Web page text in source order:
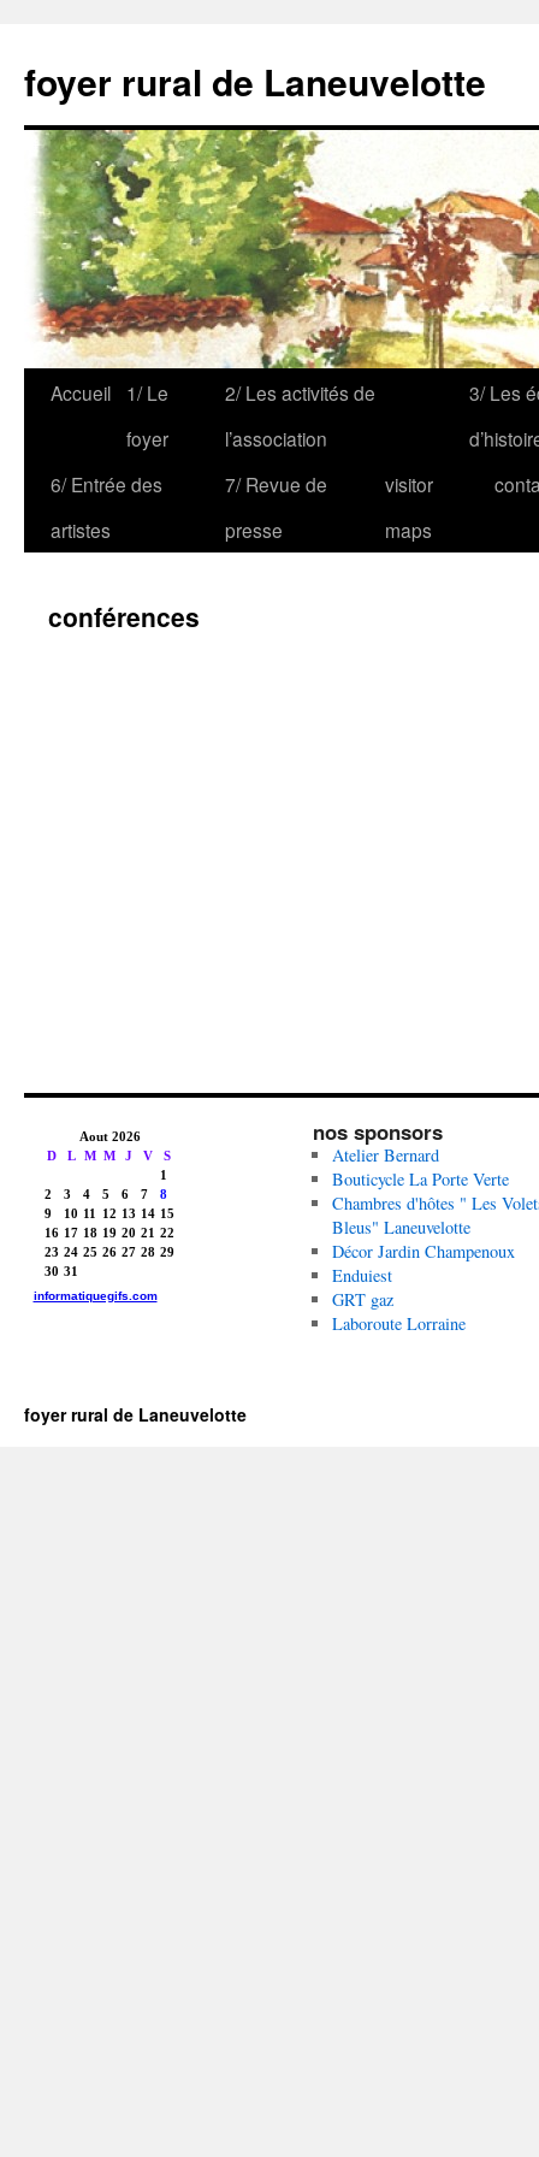
foyer rural de Laneuvelotte
Accueil
1/ Le
foyer
2/ Les activités de
l’association
3/ Les
6/ Entrée des
artistes
7/ Revue de
presse
visitor
maps
conférences
nos sponsors
Atelier Bernard
Bouticycle La Porte Verte
Chambres d'hôtes " Les
Bleus" Laneuvelotte
Décor Jardin Champenoux
Enduiest
GRT gaz
Laboroute Lorraine
foyer rural de Laneuvelotte